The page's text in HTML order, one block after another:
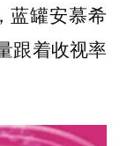
蓝罐安慕希
跟着收视率